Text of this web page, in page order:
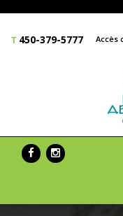
450-379-5777 Accès